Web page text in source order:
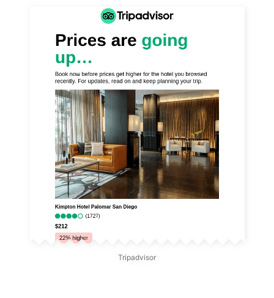
Tripadvisor